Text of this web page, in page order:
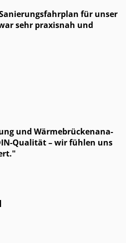
für unser
sehr praxisnah und
und Wär­me­brü­cken­ana­
Qualität – wir fühlen uns